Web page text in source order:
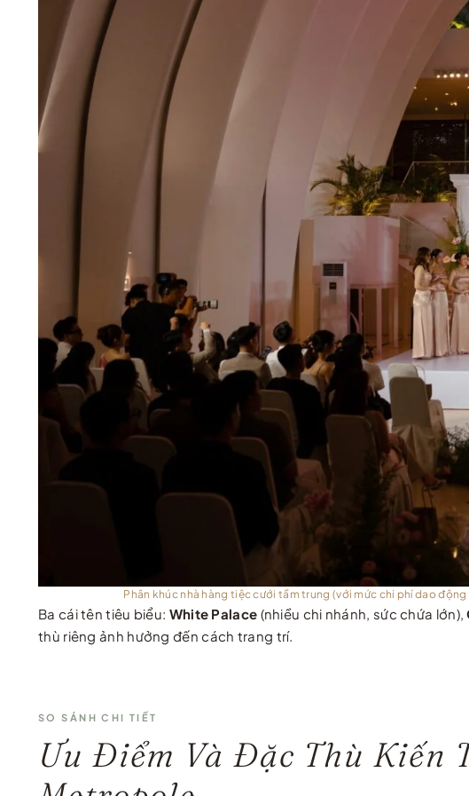
Phân khúc nhà hàng tiệc cưới tầm trung (với mức chi phí dao
Ba cái tên tiêu biểu: White Palace (nhiều chi nhánh, sức chứa lớn),
thù riêng ảnh hưởng đến cách trang trí.
SO SÁNH CHI TIẾT
Ưu Điểm Và Đặc Thù Kiến